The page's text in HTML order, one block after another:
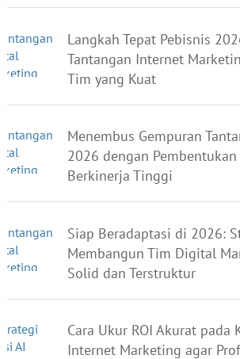
Langkah Tepat Pebisnis
Tantangan Internet
Tim yang Kuat
Menembus Gempuran
2026 dengan
Berkinerja Tinggi
Siap Beradaptasi di 2026:
Membangun Tim Digital
Solid dan Terstruktur
Cara Ukur ROI Akurat pada
Internet Marketing agar